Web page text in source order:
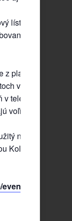
lístok, plus
o vecné
z plagátu. Môžeš
v papierovej
telefóne. Prví
voľný vstup.
na aktivity
Koľaje22.